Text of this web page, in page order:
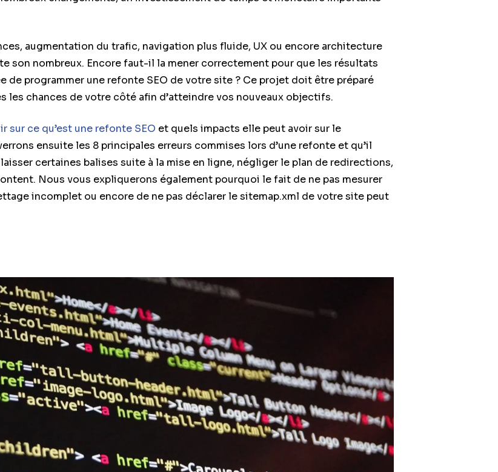
augmentation du trafic, navigation plus fluide, UX ou encore architecture
son nombreux. Encore faut-il la mener correctement pour que les résultats
de programmer une refonte SEO de votre site ? Ce projet doit être préparé
les chances de votre côté afin d’atteindre vos nouveaux objectifs.
sur ce qu’est une refonte SEO et quels impacts elle peut avoir sur le
ensuite les 8 principales erreurs commises lors d’une refonte et qu’il
certaines balises suite à la mise en ligne, négliger le plan de redirections,
Nous vous expliquerons également pourquoi le fait de ne pas mesurer
incomplet ou encore de ne pas déclarer le sitemap.xml de votre site peut